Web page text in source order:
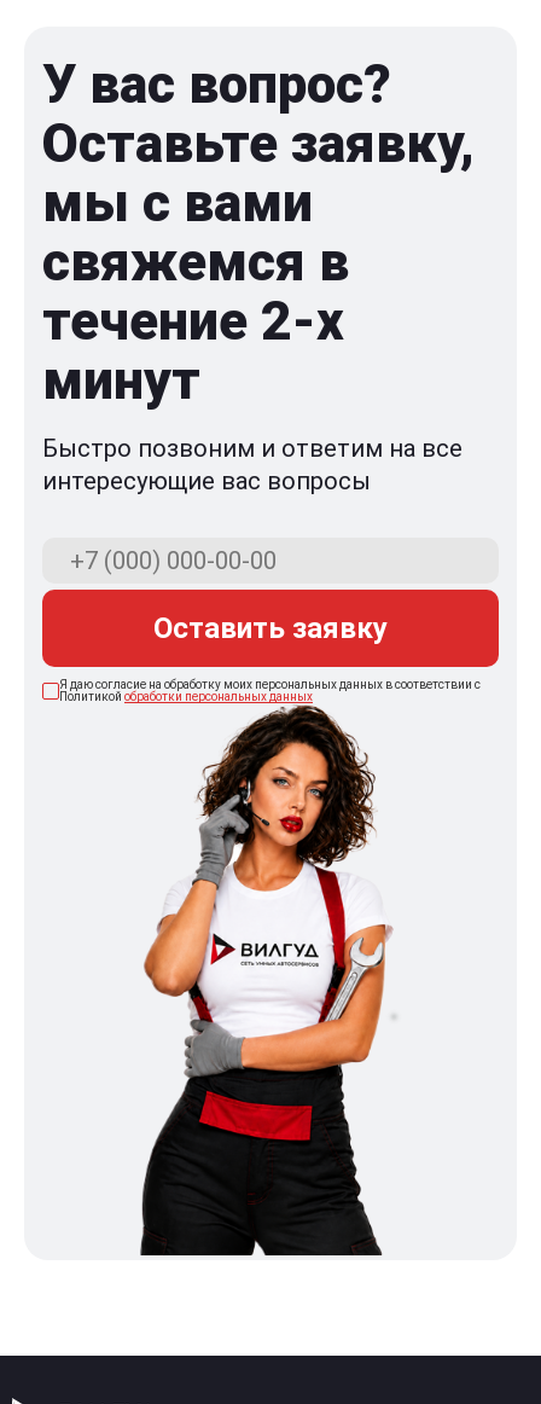
У вас вопрос?
Оставьте заявку,
мы с вами
свяжемся в
течение 2-x
минут
Быстро позвоним и ответим на все
интересующие вас вопросы
Оставить заявку
Я даю согласие на обработку моих персональных данных в соответствии с
Политикой обработки персональных данных